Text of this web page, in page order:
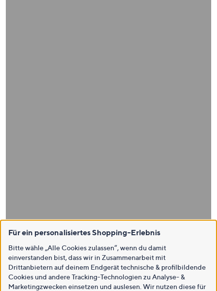
Für ein personalisiertes Shopping-Erlebnis
Bitte wähle „Alle Cookies zulassen“, wenn du damit
einverstanden bist, dass wir in Zusammenarbeit mit
Drittanbietern auf deinem Endgerät technische & profilbildende
Cookies und andere Tracking-Technologien zu Analyse- &
Marketingzwecken einsetzen und auslesen. Wir nutzen diese für